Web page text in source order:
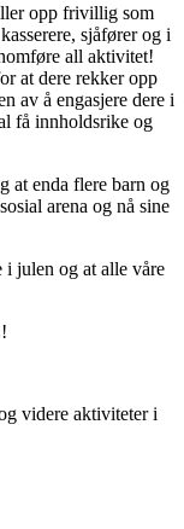
opp frivillig som
sjåfører og i
all aktivitet!
at dere rekker opp
av å engasjere dere i
få innholdsrike og
at enda flere barn og
arena og nå sine
i julen og at alle våre
videre aktiviteter i